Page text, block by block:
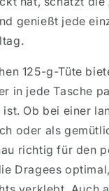
genießt jede
125-g-Tüte
in jede Tasche
Ob bei einer
oder als
richtig für den
Dragees